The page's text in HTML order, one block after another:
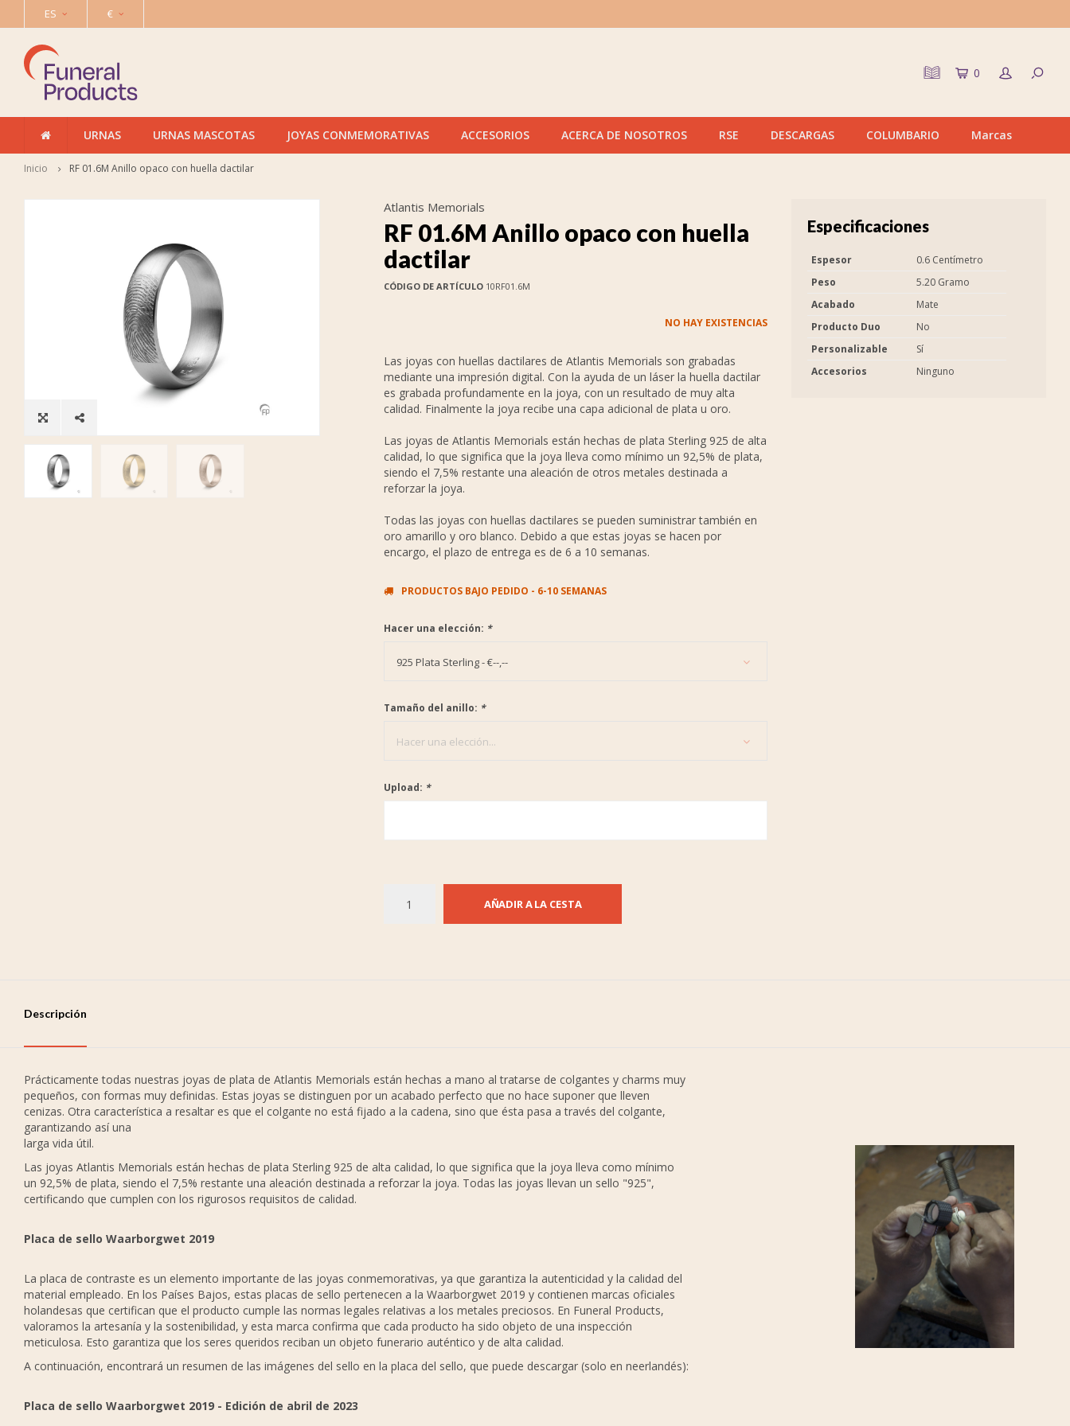
ES €
0
URNAS URNAS MASCOTAS JOYAS CONMEMORATIVAS ACCESORIOS ACERCA DE NOSOTROS RSE DESCARGAS COLUMBARIO Marcas
Inicio RF 01.6M Anillo opaco con huella dactilar
Atlantis Memorials
RF 01.6M Anillo opaco con huella
dactilar
CÓDIGO DE ARTÍCULO10RF01.6M
NO HAY EXISTENCIAS
Las joyas con huellas dactilares de Atlantis Memorials son grabadas
mediante una impresión digital. Con la ayuda de un láser la huella dactilar
es grabada profundamente en la joya, con un resultado de muy alta
calidad. Finalmente la joya recibe una capa adicional de plata u oro.
Las joyas de Atlantis Memorials están hechas de plata Sterling 925 de alta
calidad, lo que significa que la joya lleva como mínimo un 92,5% de plata,
siendo el 7,5% restante una aleación de otros metales destinada a
reforzar la joya.
Todas las joyas con huellas dactilares se pueden suministrar también en
oro amarillo y oro blanco. Debido a que estas joyas se hacen por
encargo, el plazo de entrega es de 6 a 10 semanas.
PRODUCTOS BAJO PEDIDO - 6-10 SEMANAS
Hacer una elección: *
925 Plata Sterling - €--,--
Tamaño del anillo: *
Hacer una elección...
Upload: *
AÑADIR A LA CESTA
Especificaciones
Espesor
0.6 Centímetro
Peso
5.20 Gramo
Acabado
Mate
Producto Duo
No
Personalizable
Sí
Accesorios
Ninguno
Descripción
Prácticamente todas nuestras joyas de plata de Atlantis Memorials están hechas a mano al tratarse de colgantes y charms muy
pequeños, con formas muy definidas. Estas joyas se distinguen por un acabado perfecto que no hace suponer que lleven
cenizas. Otra característica a resaltar es que el colgante no está fijado a la cadena, sino que ésta pasa a través del colgante,
garantizando así una
larga vida útil.
Las joyas Atlantis Memorials están hechas de plata Sterling 925 de alta calidad, lo que significa que la joya lleva como mínimo
un 92,5% de plata, siendo el 7,5% restante una aleación destinada a reforzar la joya. Todas las joyas llevan un sello "925",
certificando que cumplen con los rigurosos requisitos de calidad.
Placa de sello Waarborgwet 2019
La placa de contraste es un elemento importante de las joyas conmemorativas, ya que garantiza la autenticidad y la calidad del
material empleado. En los Países Bajos, estas placas de sello pertenecen a la Waarborgwet 2019 y contienen marcas oficiales
holandesas que certifican que el producto cumple las normas legales relativas a los metales preciosos. En Funeral Products,
valoramos la artesanía y la sostenibilidad, y esta marca confirma que cada producto ha sido objeto de una inspección
meticulosa. Esto garantiza que los seres queridos reciban un objeto funerario auténtico y de alta calidad.
A continuación, encontrará un resumen de las imágenes del sello en la placa del sello, que puede descargar (solo en neerlandés):
Placa de sello Waarborgwet 2019 - Edición de abril de 2023